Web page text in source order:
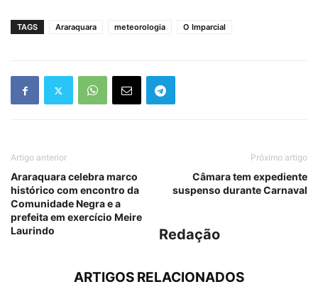
TAGS Araraquara meteorologia O Imparcial
Artigo anterior
Araraquara celebra marco
histórico com encontro da
Comunidade Negra e a
prefeita em exercício Meire
Laurindo
Próximo artigo
Câmara tem expediente
suspenso durante Carnaval
Redação
ARTIGOS RELACIONADOS